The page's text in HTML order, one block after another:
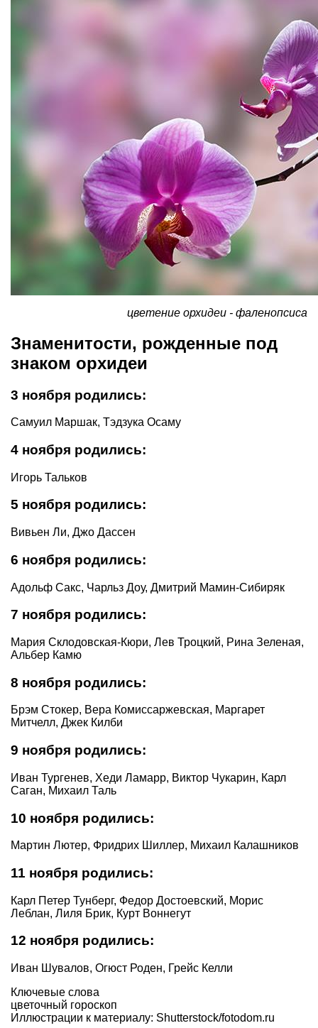
цветение орхидеи - фаленопсиса
Знаменитости, рожденные под
знаком орхидеи
3 ноября родились:
Самуил Маршак, Тэдзука Осаму
4 ноября родились:
Игорь Тальков
5 ноября родились:
Вивьен Ли, Джо Дассен
6 ноября родились:
Адольф Сакс, Чарльз Доу, Дмитрий Мамин-Сибиряк
7 ноября родились:
Мария Склодовская-Кюри, Лев Троцкий, Рина Зеленая,
Альбер Камю
8 ноября родились:
Брэм Стокер, Вера Комиссаржевская, Маргарет
Митчелл, Джек Килби
9 ноября родились:
Иван Тургенев, Хеди Ламарр, Виктор Чукарин, Карл
Саган, Михаил Таль
10 ноября родились:
Мартин Лютер, Фридрих Шиллер, Михаил Калашников
11 ноября родились:
Карл Петер Тунберг, Федор Достоевский, Морис
Леблан, Лиля Брик, Курт Воннегут
12 ноября родились:
Иван Шувалов, Огюст Роден, Грейс Келли
Ключевые слова
цветочный гороскоп
Иллюстрации к материалу: Shutterstock/fotodom.ru